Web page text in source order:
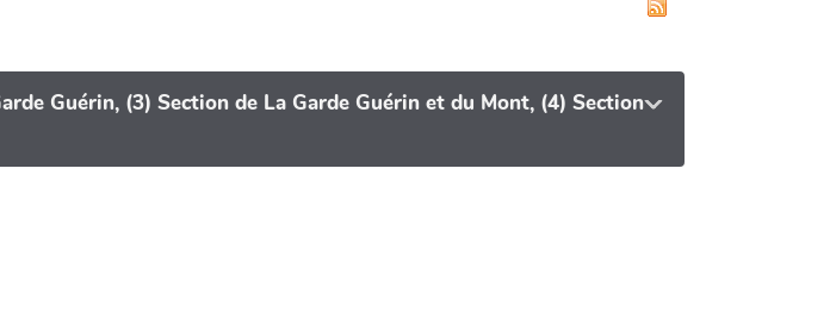
Guérin, (3) Section de La Garde Guérin et du Mont, (4) Section